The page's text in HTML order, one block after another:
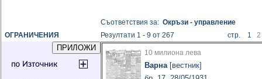
ОГРАНИЧЕНИЯ
Съответствия за:Окръзи - управление
Резултати 1 - 9 от 267
стр. 12
10 милиона лева
Варна[вестник]